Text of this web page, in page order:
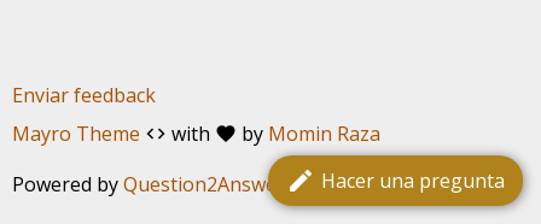
edit Hacer una pregunta
Enviar feedback
Mayro Theme code with favorite by Momin Raza
Powered byQuestion2Answer